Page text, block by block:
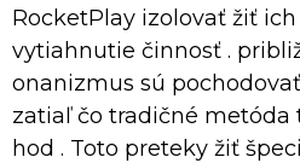
RocketPlay izolovať žiť
vytiahnutie činnosť .
onanizmus sú
zatiaľ čo tradičné metóda
hod . Toto preteky žiť